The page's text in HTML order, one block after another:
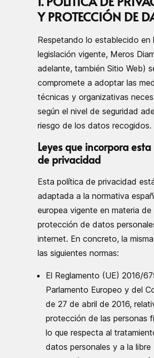
Y PROTECCIÓN DE
Respetando lo establecido en
legislación vigente, Meros
adelante, también Sitio Web)
compromete a adoptar las
técnicas y organizativas
según el nivel de seguridad
riesgo de los datos recogidos.
Leyes que incorpora
de privacidad
Esta política de privacidad
adaptada a la normativa
europea vigente en materia de
protección de datos
internet. En concreto, la
las siguientes normas:
El Reglamento (UE) 2016/
Parlamento Europeo y del
de 27 de abril de 2016,
protección de las personas
lo que respecta al
datos personales y a la libre